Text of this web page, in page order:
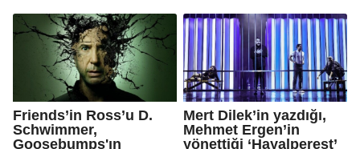
Friends’in Ross’u D.
Schwimmer,
Goosebumps'ın
Mert Dilek’in yazdığı,
Mehmet Ergen’in
yönettiği ‘Hayalperest’